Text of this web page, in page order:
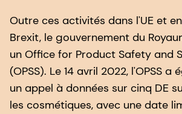
Outre ces activités dans l'UE et
Brexit, le gouvernement du
un Office for Product Safety and
(OPSS). Le 14 avril 2022, l'OPSS
un appel à données sur cinq DE
les cosmétiques, avec une date